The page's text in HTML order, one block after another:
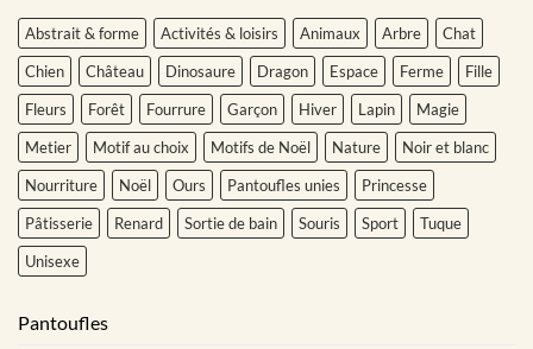
Abstrait & forme Activités & loisirs Animaux Arbre
Chat
Chien
Château Dinosaure Dragon Espace Ferme
Fille
Fleurs
Forêt Fourrure Garçon Hiver Lapin
Magie
Metier
Motif au choix Motifs de Noël Nature
Noir et blanc
Nourriture
Noël Ours Pantoufles unies
Princesse
Pâtisserie
Renard Sortie de bain Souris Sport
Tuque
Unisexe
Pantoufles